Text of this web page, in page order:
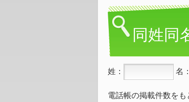
同姓同
姓： 名：
電話帳の掲載件数を